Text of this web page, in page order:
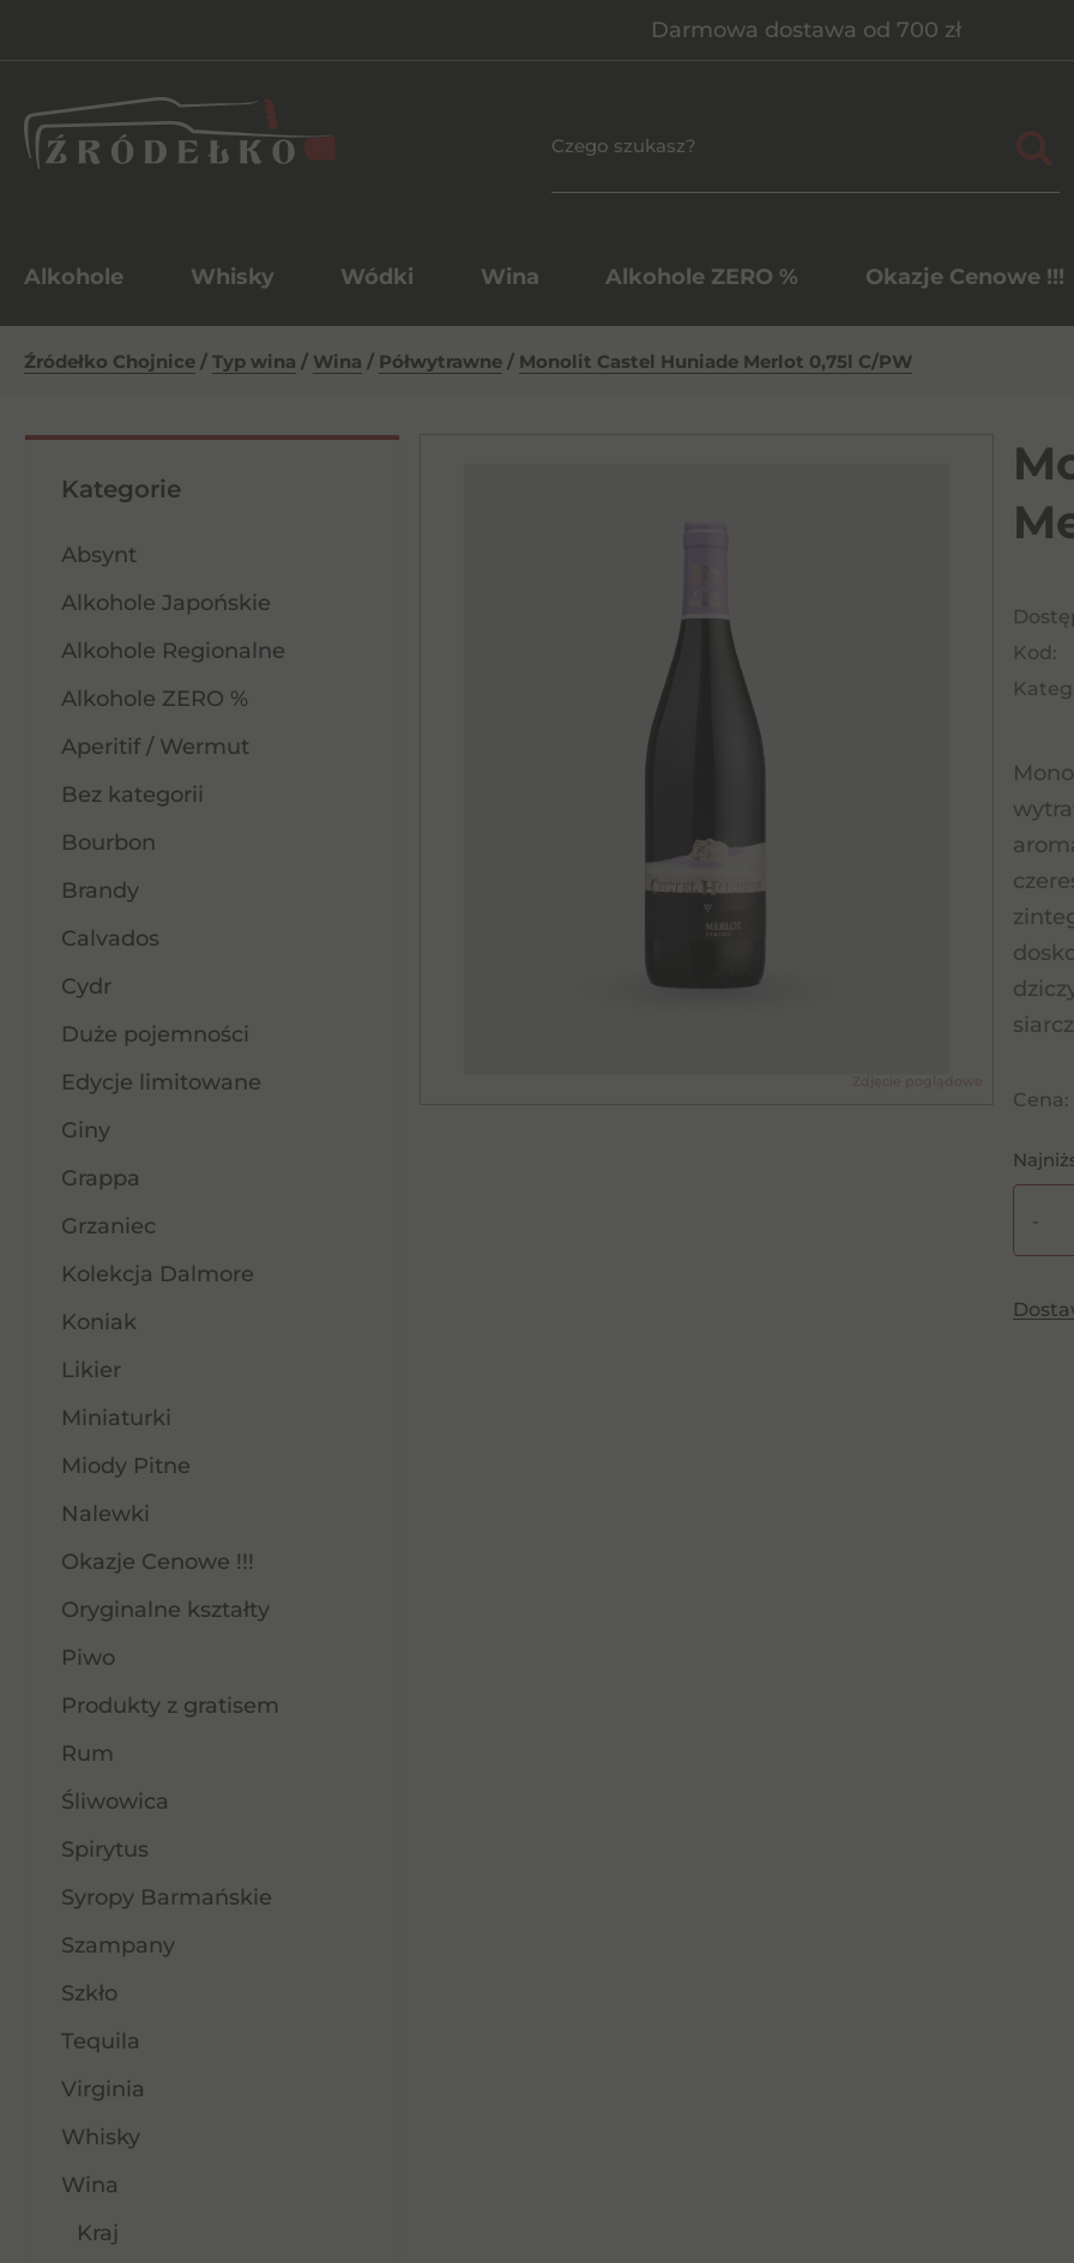
Darmowa dostawa od 700 zł
Alkohole Whisky Wódki Wina Alkohole ZERO % Okazje Cenowe !!!
Źródełko Chojnice / Typ wina / Wina / Półwytrawne / Monolit Castel Huniade Merlot 0,75l C/PW
Kategorie
Absynt
Alkohole Japońskie
Alkohole Regionalne
Alkohole ZERO %
Aperitif / Wermut
Bez kategorii
Bourbon
Brandy
Calvados
Cydr
Duże pojemności
Edycje limitowane
Giny
Grappa
Grzaniec
Kolekcja Dalmore
Koniak
Likier
Miniaturki
Miody Pitne
Nalewki
Okazje Cenowe !!!
Oryginalne kształty
Piwo
Produkty z gratisem
Rum
Śliwowica
Spirytus
Syropy Barmańskie
Szampany
Szkło
Tequila
Virginia
Whisky
Wina
Kraj
Kod:
Cena:
-